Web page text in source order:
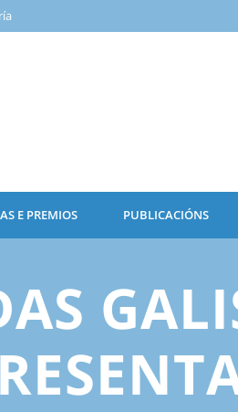
E PREMIOS PUBLICACIÓNS